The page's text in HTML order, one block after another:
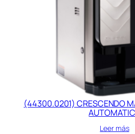
(44300.0201) CRESCENDO
Leer más